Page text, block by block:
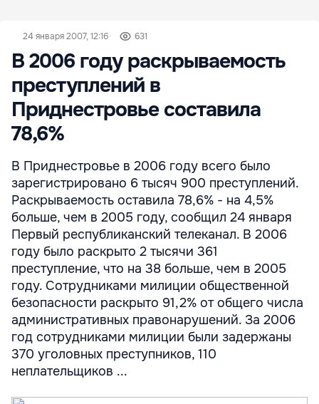
24 января 2007, 12:16 631
В 2006 году раскрываемость
преступлений в
Приднестровье составила
78,6%
В Приднестровье в 2006 году всего было
зарегистрировано 6 тысяч 900 преступлений.
Раскрываемость оставила 78,6% - на 4,5%
больше, чем в 2005 году, сообщил 24 января
Первый республиканский телеканал. В 2006
году было раскрыто 2 тысячи 361
преступление, что на 38 больше, чем в 2005
году. Сотрудниками милиции общественной
безопасности раскрыто 91,2% от общего числа
административных правонарушений. За 2006
год сотрудниками милиции были задержаны
370 уголовных преступников, 110
неплательщиков ...